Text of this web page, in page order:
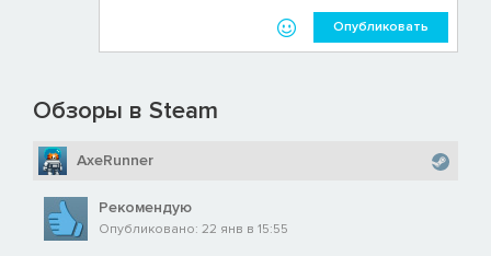
Опубликовать
Обзоры в Steam
AxeRunner
Рекомендую
Опубликовано: 22 янв в 15:55